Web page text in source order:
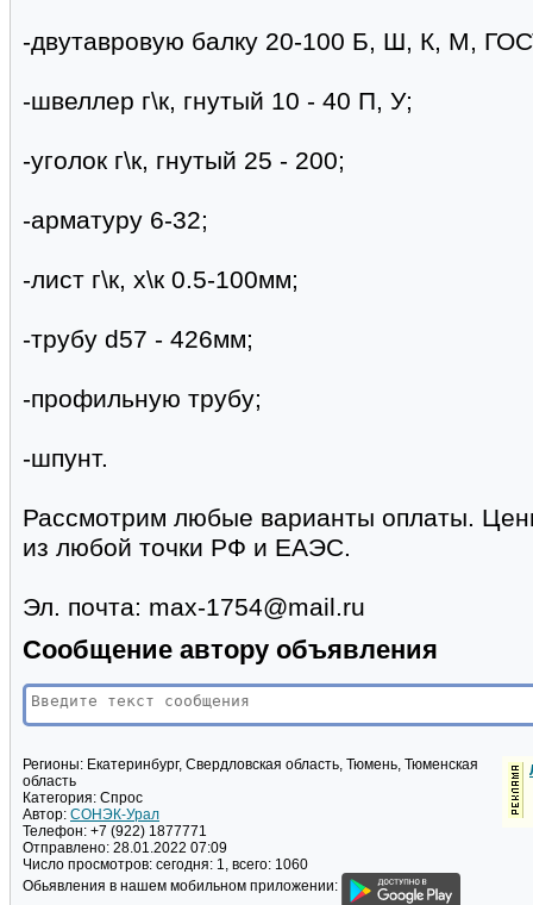
-двутавровую балку 20-100 Б, Ш, К, М,
-швеллер г\к, гнутый 10 - 40 П, У;
-уголок г\к, гнутый 25 - 200;
-арматуру 6-32;
-лист г\к, х\к 0.5-100мм;
-трубу d57 - 426мм;
-профильную трубу;
-шпунт.
Рассмотрим любые варианты оплаты.
из любой точки РФ и ЕАЭС.
Эл. почта: max-1754@mail.ru
Сообщение автору объявления
Регионы: Екатеринбург, Свердловская область, Тюмень, Тюменская
область
Категория: Спрос
Автор: СОНЭК-Урал
Телефон: +7 (922) 1877771
Отправлено: 28.01.2022 07:09
Число просмотров: сегодня: 1, всего: 1060
Обьявления в нашем мобильном приложении: